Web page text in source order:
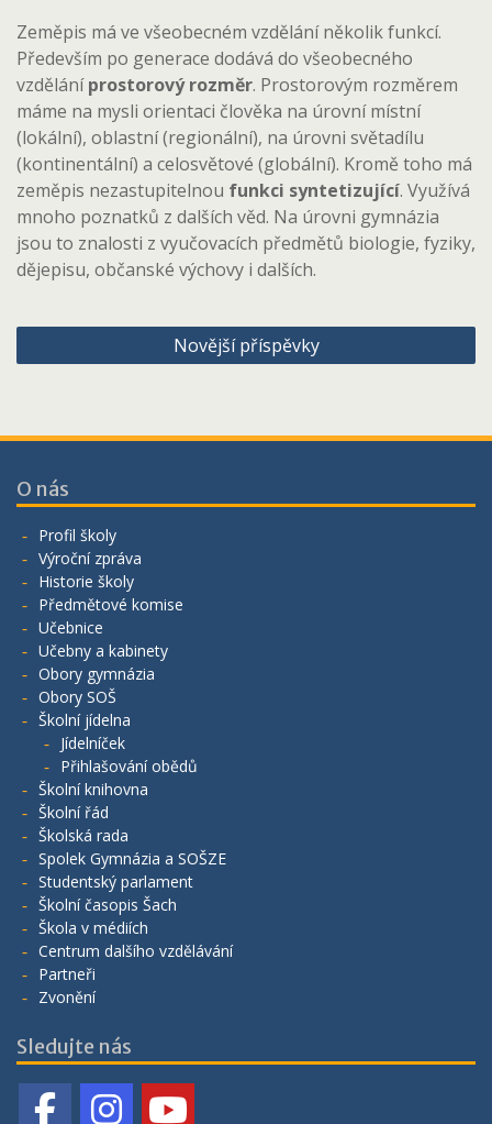
Zeměpis má ve všeobecném vzdělání několik funkcí.
Především po generace dodává do všeobecného
vzděláníprostorový rozměr. Prostorovým rozměrem
máme na mysli orientaci člověka na úrovní místní
(lokální), oblastní (regionální), na úrovni světadílu
(kontinentální) a celosvětové (globální). Kromě toho má
zeměpis nezastupitelnou funkci syntetizující. Využívá
mnoho poznatků z dalších věd. Na úrovni gymnázia
jsou to znalosti z vyučovacích předmětů biologie, fyziky,
dějepisu, občanské výchovy i dalších.
Navigace
pro
Novější příspěvky
O nás
Profil školy
Výroční zpráva
Historie školy
Předmětové komise
Učebnice
Učebny a kabinety
Obory gymnázia
Obory SOŠ
Školní jídelna
Jídelníček
Přihlašování obědů
Školní knihovna
Školní řád
Školská rada
Spolek Gymnázia a SOŠZE
Studentský parlament
Školní časopis Šach
Škola v médiích
Centrum dalšího vzdělávání
Partneři
Zvonění
Sledujte nás